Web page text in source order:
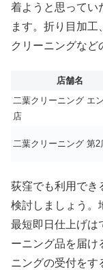
着ようと思ってい
ます。折り目加工
クリーニングなど
店舗名
二葉クリーニング エ
店
二葉クリーニング 第2
荻窪でも利用でき
検討しましょう。
最短即日仕上げは
ーニング品を届け
ニングの受付をす